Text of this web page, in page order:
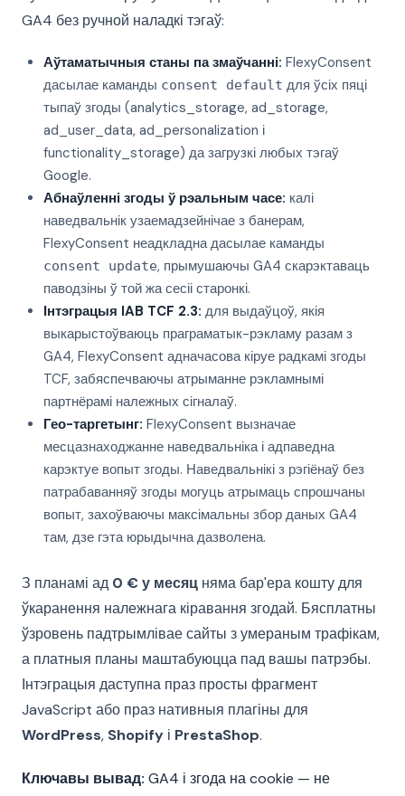
GA4 без ручной наладкі тэгаў:
Аўтаматычныя станы па змаўчанні: FlexyConsent
дасылае каманды consent default для ўсіх пяці
тыпаў згоды (analytics_storage, ad_storage,
ad_user_data, ad_personalization і
functionality_storage) да загрузкі любых тэгаў
Google.
Абнаўленні згоды ў рэальным часе: калі
наведвальнік узаемадзейнічае з банерам,
FlexyConsent неадкладна дасылае каманды
consent update, прымушаючы GA4 скарэктаваць
паводзіны ў той жа сесіі старонкі.
Інтэграцыя IAB TCF 2.3: для выдаўцоў, якія
выкарыстоўваюць праграматык-рэкламу разам з
GA4, FlexyConsent адначасова кіруе радкамі згоды
TCF, забяспечваючы атрыманне рэкламнымі
партнёрамі належных сігналаў.
Гео-таргетынг: FlexyConsent вызначае
месцазнаходжанне наведвальніка і адпаведна
карэктуе вопыт згоды. Наведвальнікі з рэгіёнаў без
патрабаванняў згоды могуць атрымаць спрошчаны
вопыт, захоўваючы максімальны збор даных GA4
там, дзе гэта юрыдычна дазволена.
З планамі ад 0 € у месяц няма бар'ера кошту для
ўкаранення належнага кіравання згодай. Бясплатны
ўзровень падтрымлівае сайты з умераным трафікам,
а платныя планы маштабуюцца пад вашы патрэбы.
Інтэграцыя даступна праз просты фрагмент
JavaScript або праз нативныя плагіны для
WordPress, Shopify і PrestaShop.
Ключавы вывад: GA4 і згода на cookie — не